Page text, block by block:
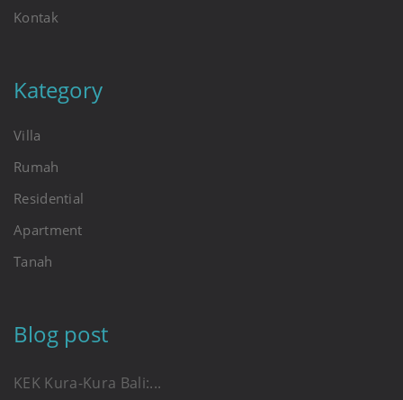
Kontak
Kategory
Villa
Rumah
Residential
Apartment
Tanah
Blog post
KEK Kura-Kura Bali:...